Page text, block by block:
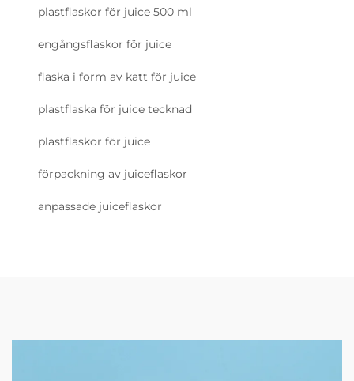
plastflaskor för juice 500 ml
engångsflaskor för juice
flaska i form av katt för juice
plastflaska för juice tecknad
plastflaskor för juice
förpackning av juiceflaskor
anpassade juiceflaskor